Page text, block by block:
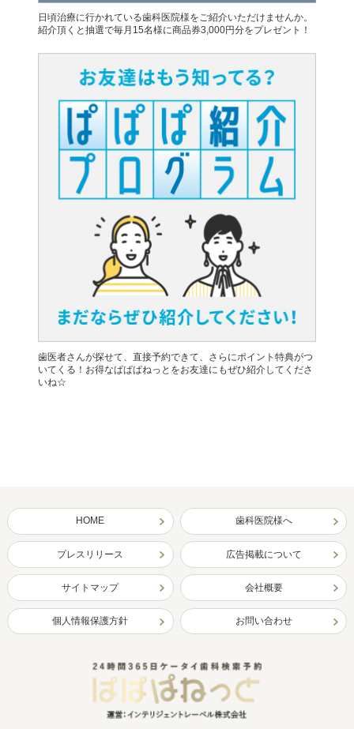
日頃治療に行かれている歯科医院様をご紹介いただけませんか。
紹介頂くと抽選で毎月15名様に商品券3,000円分をプレゼント！
歯医者さんが探せて、直接予約できて、さらにポイント特典がつ
いてくる！お得なぱぱぱねっとをお友達にもぜひ紹介してくださ
いね☆
HOME 歯科医院様へ
プレスリリース 広告掲載について
サイトマップ 会社概要
個人情報保護方針 お問い合わせ